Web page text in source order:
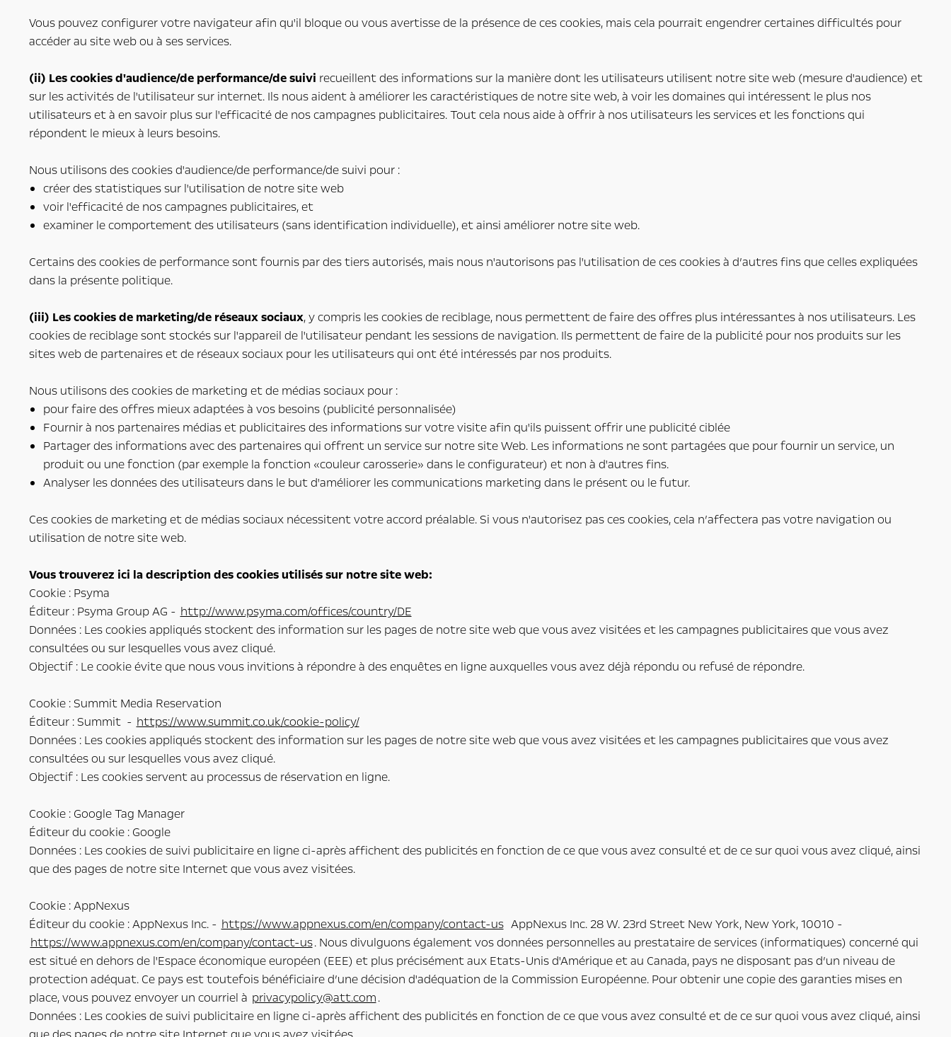
Vous pouvez configurer votre navigateur afin qu'il bloque ou vous avertisse de la présence de ces cookies, mais cela pourrait engendrer certaines difficultés pour
accéder au site web ou à ses services.
(ii) Les cookies d'audience/de performance/de suivi recueillent des informations sur la manière dont les utilisateurs utilisent notre site web (mesure d'audience) et
sur les activités de l'utilisateur sur internet. Ils nous aident à améliorer les caractéristiques de notre site web, à voir les domaines qui intéressent le plus nos
utilisateurs et à en savoir plus sur l'efficacité de nos campagnes publicitaires. Tout cela nous aide à offrir à nos utilisateurs les services et les fonctions qui
répondent le mieux à leurs besoins.
Nous utilisons des cookies d'audience/de performance/de suivi pour :
créer des statistiques sur l'utilisation de notre site web
voir l'efficacité de nos campagnes publicitaires, et
examiner le comportement des utilisateurs (sans identification individuelle), et ainsi améliorer notre site web.
Certains des cookies de performance sont fournis par des tiers autorisés, mais nous n'autorisons pas l'utilisation de ces cookies à d’autres fins que celles expliquées
dans la présente politique.
(iii) Les cookies de marketing/de réseaux sociaux, y compris les cookies de reciblage, nous permettent de faire des offres plus intéressantes à nos utilisateurs. Les
cookies de reciblage sont stockés sur l'appareil de l'utilisateur pendant les sessions de navigation. Ils permettent de faire de la publicité pour nos produits sur les
sites web de partenaires et de réseaux sociaux pour les utilisateurs qui ont été intéressés par nos produits.
Nous utilisons des cookies de marketing et de médias sociaux pour :
pour faire des offres mieux adaptées à vos besoins (publicité personnalisée)
Fournir à nos partenaires médias et publicitaires des informations sur votre visite afin qu'ils puissent offrir une publicité ciblée
Partager des informations avec des partenaires qui offrent un service sur notre site Web. Les informations ne sont partagées que pour fournir un service, un
produit ou une fonction (par exemple la fonction «couleur carosserie» dans le configurateur) et non à d'autres fins.
Analyser les données des utilisateurs dans le but d'améliorer les communications marketing dans le présent ou le futur.
Ces cookies de marketing et de médias sociaux nécessitent votre accord préalable. Si vous n'autorisez pas ces cookies, cela n’affectera pas votre navigation ou
utilisation de notre site web.
Vous trouverez ici la description des cookies utilisés sur notre site web:
Cookie : Psyma
Éditeur : Psyma Group AG - http://www.psyma.com/offices/country/DE
Données : Les cookies appliqués stockent des information sur les pages de notre site web que vous avez visitées et les campagnes publicitaires que vous avez
consultées ou sur lesquelles vous avez cliqué.
Objectif : Le cookie évite que nous vous invitions à répondre à des enquêtes en ligne auxquelles vous avez déjà répondu ou refusé de répondre.
Cookie : Summit Media Reservation
Éditeur : Summit - https://www.summit.co.uk/cookie-policy/
Données : Les cookies appliqués stockent des information sur les pages de notre site web que vous avez visitées et les campagnes publicitaires que vous avez
consultées ou sur lesquelles vous avez cliqué.
Objectif : Les cookies servent au processus de réservation en ligne.
Cookie : Google Tag Manager
Éditeur du cookie : Google
Données : Les cookies de suivi publicitaire en ligne ci-après affichent des publicités en fonction de ce que vous avez consulté et de ce sur quoi vous avez cliqué, ainsi
que des pages de notre site Internet que vous avez visitées.
Cookie : AppNexus
Éditeur du cookie : AppNexus Inc. - https://www.appnexus.com/en/company/contact-us AppNexus Inc. 28 W. 23rd Street New York, New York, 10010 -
https://www.appnexus.com/en/company/contact-us. Nous divulguons également vos données personnelles au prestataire de services (informatiques) concerné qui
est situé en dehors de l'Espace économique européen (EEE) et plus précisément aux Etats-Unis d'Amérique et au Canada, pays ne disposant pas d’un niveau de
protection adéquat. Ce pays est toutefois bénéficiaire d’une décision d'adéquation de la Commission Européenne. Pour obtenir une copie des garanties mises en
place, vous pouvez envoyer un courriel à privacypolicy@att.com.
Données : Les cookies de suivi publicitaire en ligne ci-après affichent des publicités en fonction de ce que vous avez consulté et de ce sur quoi vous avez cliqué, ainsi